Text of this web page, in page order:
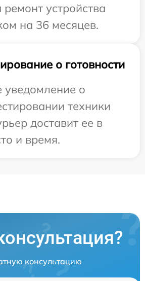
устройства
на 36 месяцев.
о готовности
уведомление о
техники
доставит ее в
и время.
консультацию